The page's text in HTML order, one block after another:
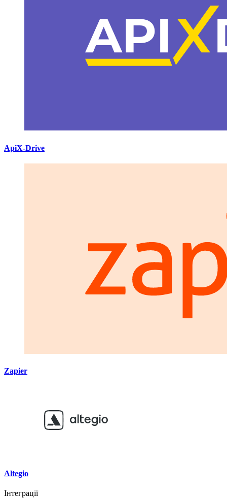
ApiX-Drive
Zapier
Altegio
Інтеграції